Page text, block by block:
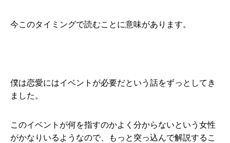
今このタイミングで読むことに意味があります。
僕は恋愛にはイベントが必要だという話をずっとしてき
ました。
このイベントが何を指すのかよく分からないという女性
がかなりいるようなので、もっと突っ込んで解説するこ